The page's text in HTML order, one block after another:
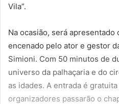
Vila”.
Na ocasião, será apresentado
encenado pelo ator e gestor
Simioni. Com 50 minutos de
universo da palhaçaria e do
as idades. A entrada é
organizadores passarão o